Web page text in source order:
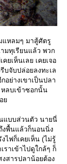
แหลมๆ มาสู้ศัตรู
มทุเรียนแล้ว พวก
ยเห็นเลย เคยเจอ
บจับปล่อยลงทะเล
อย่างเขาเป็นปลา
ลบเข้าซอกนั้น
อ
แบบส่วนตัว นายนี่
งพื้นแล้วก็นอนนิ่ง
ไฟก็เคยเห็น (ไม่รู้
ราเข้าไปดูใกล้ๆ ก็
สารปลาน้อยต้อง